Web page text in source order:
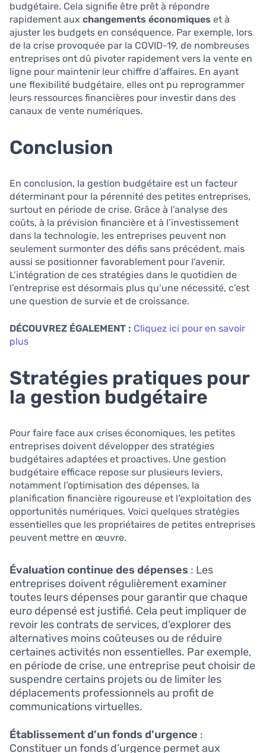
budgétaire. Cela signifie être prêt à répondre
rapidement aux changements économiques et à
ajuster les budgets en conséquence. Par exemple, lors
de la crise provoquée par la COVID-19, de nombreuses
entreprises ont dû pivoter rapidement vers la vente en
ligne pour maintenir leur chiffre d’affaires. En ayant
une flexibilité budgétaire, elles ont pu reprogrammer
leurs ressources financières pour investir dans des
canaux de vente numériques.
Conclusion
En conclusion, la gestion budgétaire est un facteur
déterminant pour la pérennité des petites entreprises,
surtout en période de crise. Grâce à l’analyse des
coûts, à la prévision financière et à l’investissement
dans la technologie, les entreprises peuvent non
seulement surmonter des défis sans précédent, mais
aussi se positionner favorablement pour l’avenir.
L’intégration de ces stratégies dans le quotidien de
l’entreprise est désormais plus qu’une nécessité, c’est
une question de survie et de croissance.
DÉCOUVREZ ÉGALEMENT : Cliquez ici pour en savoir
plus
Stratégies pratiques pour
la gestion budgétaire
Pour faire face aux crises économiques, les petites
entreprises doivent développer des stratégies
budgétaires adaptées et proactives. Une gestion
budgétaire efficace repose sur plusieurs leviers,
notamment l’optimisation des dépenses, la
planification financière rigoureuse et l’exploitation des
opportunités numériques. Voici quelques stratégies
essentielles que les propriétaires de petites entreprises
peuvent mettre en œuvre.
Évaluation continue des dépenses : Les
entreprises doivent régulièrement examiner
toutes leurs dépenses pour garantir que chaque
euro dépensé est justifié. Cela peut impliquer de
revoir les contrats de services, d’explorer des
alternatives moins coûteuses ou de réduire
certaines activités non essentielles. Par exemple,
en période de crise, une entreprise peut choisir de
suspendre certains projets ou de limiter les
déplacements professionnels au profit de
communications virtuelles.
Établissement d’un fonds d’urgence :
Constituer un fonds d’urgence permet aux